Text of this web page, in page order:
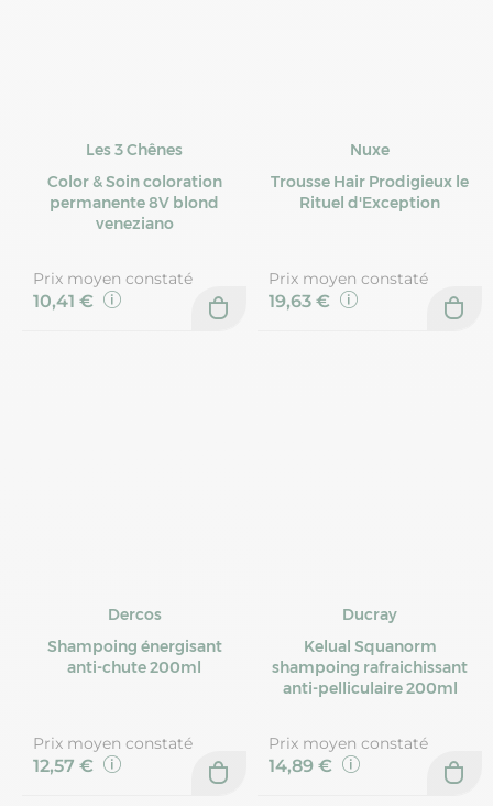
Les 3 Chênes
Color & Soin coloration
permanente 8V blond
veneziano
Prix moyen constaté
10,41 €
Nuxe
Trousse Hair Prodigieux le
Rituel d'Exception
Prix moyen constaté
19,63 €
Dercos
Shampoing énergisant
anti-chute 200ml
Prix moyen constaté
12,57 €
Ducray
Kelual Squanorm
shampoing rafraichissant
anti-pelliculaire 200ml
Prix moyen constaté
14,89 €